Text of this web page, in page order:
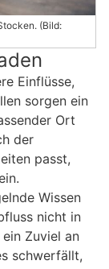
(Bild:
Einflüsse,
sorgen ein
Ort
der
passt,
Wissen
nicht in
Zuviel an
schwerfällt,